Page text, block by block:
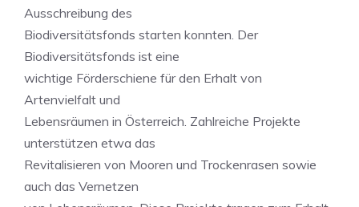
Ausschreibung des
Biodiversitätsfonds starten konnten. Der
Biodiversitätsfonds ist eine
wichtige Förderschiene für den Erhalt von
Artenvielfalt und
Lebensräumen in Österreich. Zahlreiche Projekte
unterstützen etwa das
Revitalisieren von Mooren und Trockenrasen sowie
auch das Vernetzen